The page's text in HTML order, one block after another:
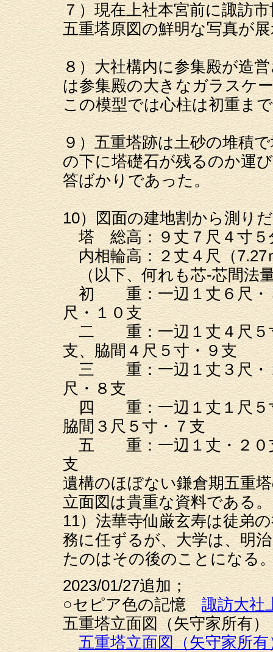
７）現在上社本宮前に諏訪
五重塔原図の鮮明な写真が
８）大社構内に参集殿が造
は参集殿の大きなガラスケ
この模型では心柱は初重ま
９）五重塔跡は土砂の堆積
の下に塔礎石が残るのか運
答ばかりであった。
10）図面の建地割から測り
塔 総高：９丈７尺４寸５
内相輪高：２丈４尺（7.27
（以下、何れも芯-芯間法
初 重：一辺１丈６尺・３
尺・１０支
二 重：一辺１丈４尺５寸
支、脇間４尺５寸・９支
三 重：一辺１丈３尺・２
尺・８支
四 重：一辺１丈１尺５寸
脇間３尺５寸・７支
五 重：一辺１丈・２０支
支
遺構のほぼない鎌倉期五重
立面図は貴重な資料である。
11）法華寺仙厳玄寿は徒弟
務に任ずるが、大学は、明
たのはその後のことになる
2023/01/27追加；
○セピア色の記憶諏訪大社
五重塔立面図（矢守家所有）
五重塔立面図（矢守家所有